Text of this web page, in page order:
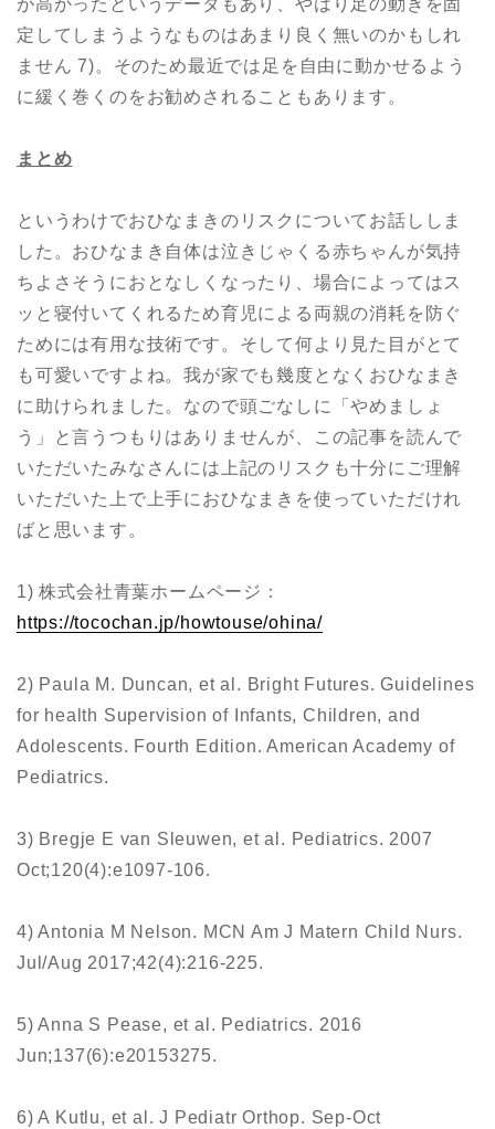
が高かったというデータもあり、やはり足の動きを固
定してしまうようなものはあまり良く無いのかもしれ
ません 7)。そのため最近では足を自由に動かせるよう
に緩く巻くのをお勧めされることもあります。
まとめ
というわけでおひなまきのリスクについてお話ししま
した。おひなまき自体は泣きじゃくる赤ちゃんが気持
ちよさそうにおとなしくなったり、場合によってはス
ッと寝付いてくれるため育児による両親の消耗を防ぐ
ためには有用な技術です。そして何より見た目がとて
も可愛いですよね。我が家でも幾度となくおひなまき
に助けられました。なので頭ごなしに「やめましょ
う」と言うつもりはありませんが、この記事を読んで
いただいたみなさんには上記のリスクも十分にご理解
いただいた上で上手におひなまきを使っていただけれ
ばと思います。
1) 株式会社青葉ホームページ：
https://tocochan.jp/howtouse/ohina/
2) Paula M. Duncan, et al. Bright Futures. Guidelines
for health Supervision of Infants, Children, and
Adolescents. Fourth Edition. American Academy of
Pediatrics.
3) Bregje E van Sleuwen, et al. Pediatrics. 2007
Oct;120(4):e1097-106.
4) Antonia M Nelson. MCN Am J Matern Child Nurs.
Jul/Aug 2017;42(4):216-225.
5) Anna S Pease, et al. Pediatrics. 2016
Jun;137(6):e20153275.
6) A Kutlu, et al. J Pediatr Orthop. Sep-Oct